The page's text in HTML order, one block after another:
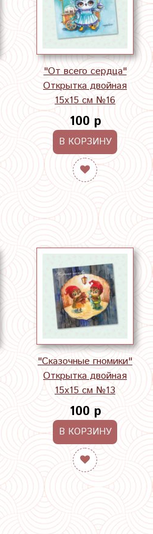
"От всего сердца"
Открытка двойная
15х15 см №16
100 р
В КОРЗИНУ
"Сказочные гномики"
Открытка двойная
15х15 см №13
100 р
В КОРЗИНУ